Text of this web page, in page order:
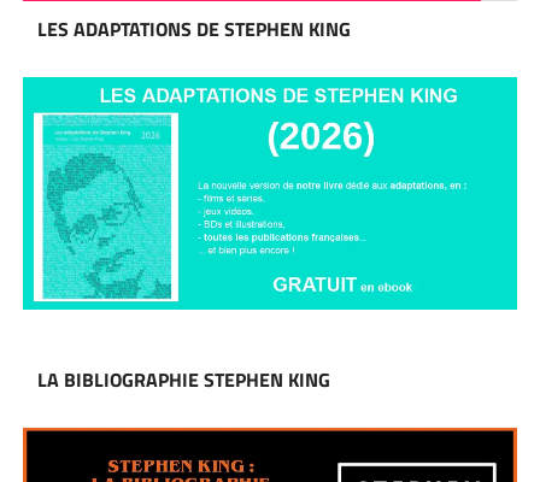
LES ADAPTATIONS DE STEPHEN KING
LA BIBLIOGRAPHIE STEPHEN KING